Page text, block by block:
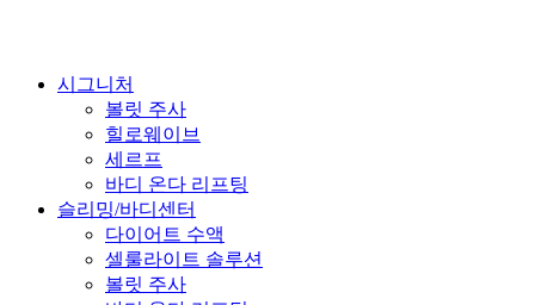
Close
시그니처
볼릿 주사
힐로웨이브
세르프
바디 온다 리프팅
슬리밍/바디센터
다이어트 수액
셀룰라이트 솔루션
볼릿 주사